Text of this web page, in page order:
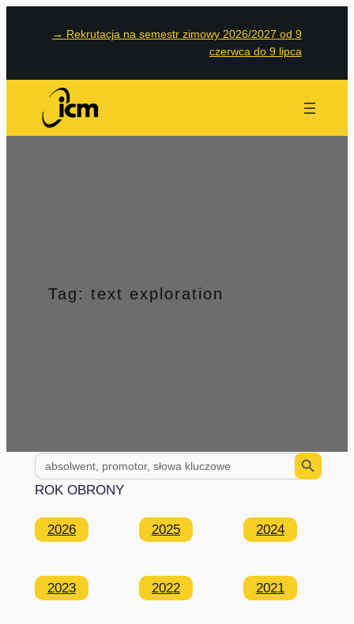
→ Rekrutacja na semestr zimowy 2026/2027 od 9
czerwca do 9 lipca
Tag: text exploration
Search
for:
Search Button
ROK OBRONY
2026 2025 2024
2023 2022 2021